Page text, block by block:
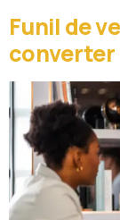
Funil de
converter